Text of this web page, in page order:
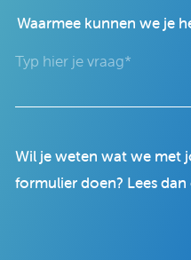
Waarmee kunnen we je
Wil je weten wat we met
formulier doen? Lees